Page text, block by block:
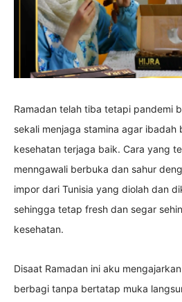
Ramadan telah tiba tetapi pandemi
sekali menjaga stamina agar ibadah
kesehatan terjaga baik. Cara yang
menngawali berbuka dan sahur
impor dari Tunisia yang diolah dan
sehingga tetap fresh dan segar
kesehatan.
Disaat Ramadan ini aku
berbagi tanpa bertatap muka